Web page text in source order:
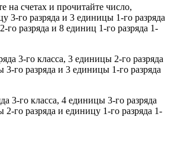
на счетах и прочитайте число,
3-го разряда и 3 единицы 1-го разряда
го разряда и 8 единиц 1-го разряда 1-
3-го класса, 3 единицы 2-го разряда
3-го разряда и 3 единицы 1-го разряда
3-го класса, 4 единицы 3-го разряда
2-го разряда и единицу 1-го разряда 1-